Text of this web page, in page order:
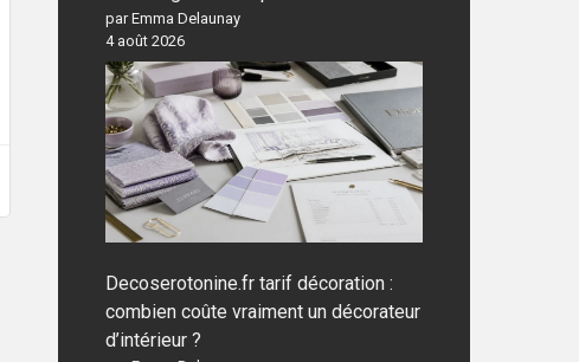
par Emma Delaunay
4 août 2026
Decoserotonine.fr tarif décoration :
combien coûte vraiment un décorateur
d’intérieur ?